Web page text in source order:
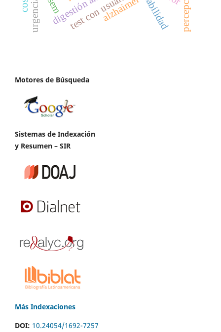
test con usuarios
alzhaimer
urgencia
Motores de Búsqueda
Sistemas de Indexación
y Resumen – SIR
Más Indexaciones
DOI: 10.24054/1692-7257